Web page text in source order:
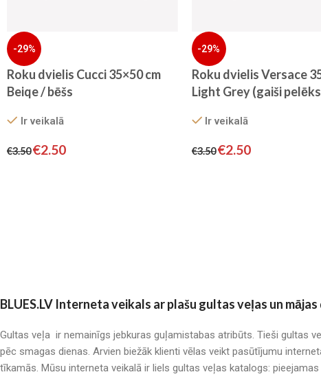
-29%
Roku dvielis Cucci 35×50 cm
Beiqe / bēšs
Ir veikalā
€3.50€2.50
-29%
Roku dvielis Versace
Light Grey (gaiši
Ir veikalā
€3.50€2.50
BLUES.LV Interneta veikals ar plašu gultas veļas un
Gultas veļa ir nemainīgs jebkuras guļamistabas atribūts. Tieši gultas
pēc smagas dienas. Arvien biežāk klienti vēlas veikt pasūtījumu
tīkamās. Mūsu interneta veikalā ir liels gultas veļas katalogs: